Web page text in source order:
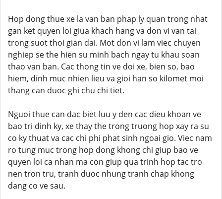
Hop dong thue xe la van ban phap ly quan trong nhat
gan ket quyen loi giua khach hang va don vi van tai
trong suot thoi gian dai. Mot don vi lam viec chuyen
nghiep se the hien su minh bach ngay tu khau soan
thao van ban. Cac thong tin ve doi xe, bien so, bao
hiem, dinh muc nhien lieu va gioi han so kilomet moi
thang can duoc ghi chu chi tiet.
Nguoi thue can dac biet luu y den cac dieu khoan ve
bao tri dinh ky, xe thay the trong truong hop xay ra su
co ky thuat va cac chi phi phat sinh ngoai gio. Viec nam
ro tung muc trong hop dong khong chi giup bao ve
quyen loi ca nhan ma con giup qua trinh hop tac tro
nen tron tru, tranh duoc nhung tranh chap khong
dang co ve sau.